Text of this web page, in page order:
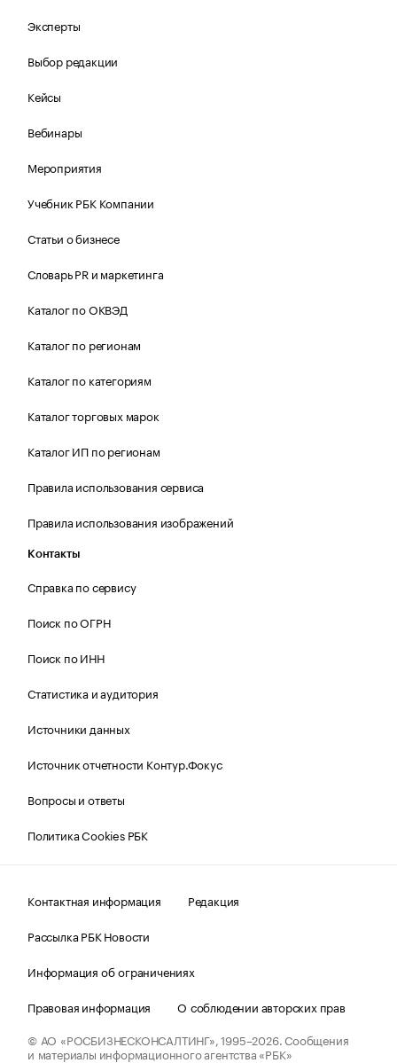
Эксперты
Выбор редакции
Кейсы
Вебинары
Мероприятия
Учебник РБК Компании
Статьи о бизнесе
Словарь PR и маркетинга
Каталог по ОКВЭД
Каталог по регионам
Каталог по категориям
Каталог торговых марок
Каталог ИП по регионам
Правила использования сервиса
Правила использования изображений
Контакты
Справка по сервису
Поиск по ОГРН
Поиск по ИНН
Статистика и аудитория
Источники данных
Источник отчетности Контур.Фокус
Вопросы и ответы
Политика Cookies РБК
Контактная информация
Редакция
Рассылка РБК Новости
Информация об ограничениях
Правовая информация
О соблюдении авторских прав
© АО «РОСБИЗНЕСКОНСАЛТИНГ»,1995–2026.Сообщения
и материалы информационного агентства «РБК»